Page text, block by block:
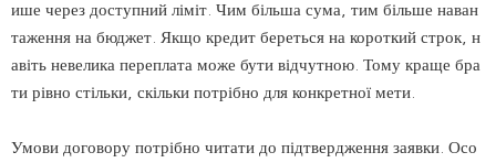
ише через доступний ліміт. Чим більша сума, тим більше наван
таження на бюджет. Якщо кредит береться на короткий строк, н
авіть невелика переплата може бути відчутною. Тому краще бра
ти рівно стільки, скільки потрібно для конкретної мети.
Умови договору потрібно читати до підтвердження заявки. Осо